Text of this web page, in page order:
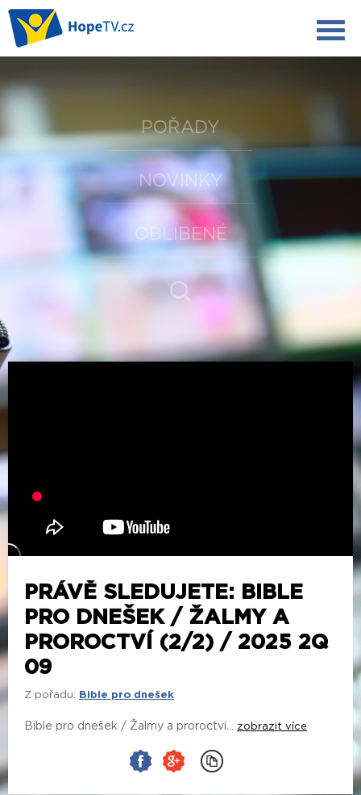
POŘADY
NOVINKY
OBLÍBENÉ
PRÁVĚ SLEDUJETE: BIBLE
PRO DNEŠEK / ŽALMY A
PROROCTVÍ (2/2) / 2025 2Q
09
Z pořadu: Bible pro dnešek
Bible pro dnešek / Žalmy a proroctví... zobrazit více